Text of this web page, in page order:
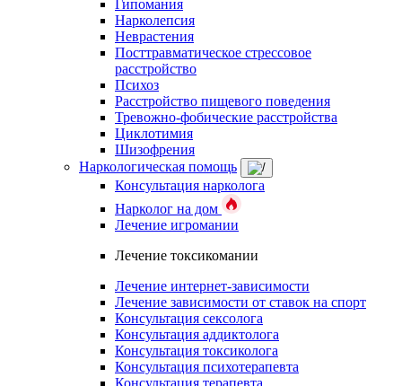
Гипомания
Нарколепсия
Неврастения
Посттравматическое стрессовое
расстройство
Психоз
Расстройство пищевого поведения
Тревожно-фобические расстройства
Циклотимия
Шизофрения
Наркологическая помощь
Консультация нарколога
Нарколог на дом
Лечение игромании
Лечение токсикомании
Лечение интернет-зависимости
Лечение зависимости от ставок на спорт
Консультация сексолога
Консультация аддиктолога
Консультация токсиколога
Консультация психотерапевта
Консультация терапевта